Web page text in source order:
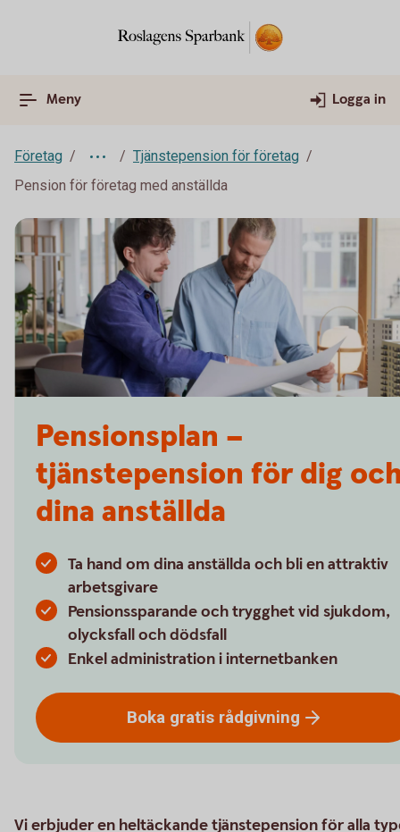
Meny Logga in
Företag
Tjänstepension för företag
Pension för företag med anställda
Pensionsplan –
tjänstepension för dig
dina anställda
Ta hand om dina anställda och bli en attraktiv
arbetsgivare
Pensionssparande och trygghet vid sjukdom,
olycksfall och dödsfall
Enkel administration i internetbanken
Boka gratis rådgivning
Vi erbjuder en heltäckande tjänstepension för alla